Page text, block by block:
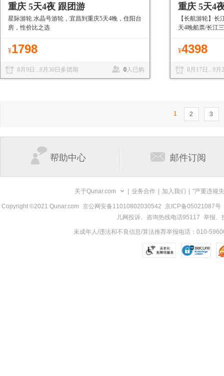
重庆 5天4夜 跟团游
星际游轮.水晶号游轮，宜昌到重庆5天4晚，住阳台
房，性价比之选
¥1798
8月9日...8月30日多团期 0人已购
重庆 5天4
【长航游轮】
天4晚船票/长江
¥4398
8月17日...9月
1 2 3
帮助中心 邮件订阅
关于Qunar.com 业务合作 加入我们 "严重违规
Copyright ©2021 Qunar.com 京公网安备11010802030542
京ICP备05021087号
儿网投诉、咨询热线电话95117 举报、
未成年人/违法和不良信息/算法推荐举报电话：010-